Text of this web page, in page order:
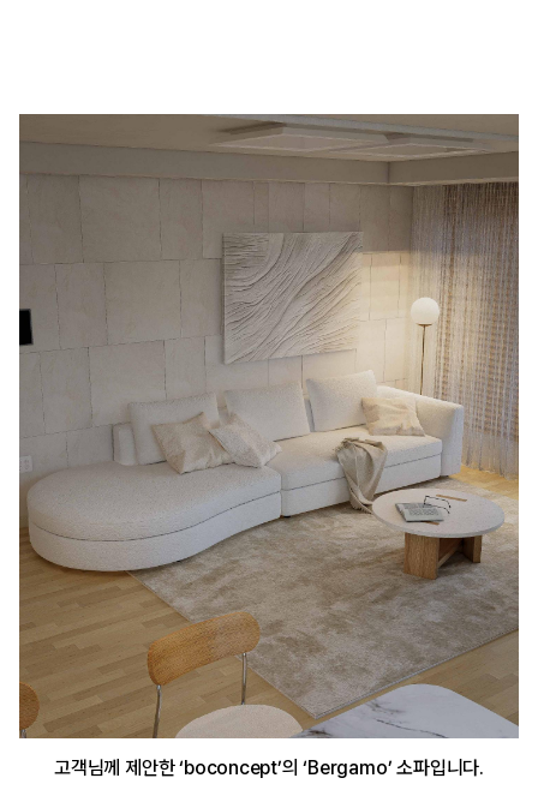
고객님께 제안한 ‘boconcept’의 ‘Bergamo’ 소파입니다.